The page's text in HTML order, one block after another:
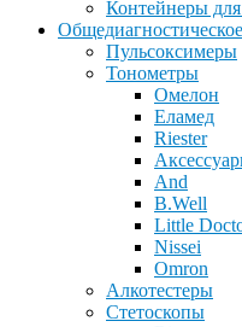
Контейнеры
Пульсоксимеры
Тонометры
Омелон
Еламед
Riester
And
B.Well
Little
Nissei
Omron
Алкотестеры
Стетоскопы